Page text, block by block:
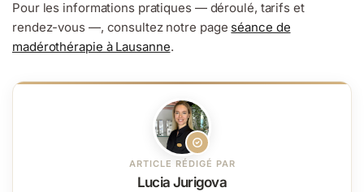
Pour les informations pratiques — déroulé, tarifs et
rendez-vous —, consultez notre page séance de
madérothérapie à Lausanne.
ARTICLE RÉDIGÉ PAR
Lucia Jurigova